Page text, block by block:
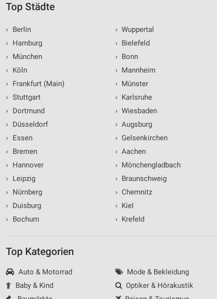
Top Städte
›
Berlin
›
Hamburg
›
München
›
Köln
›
Frankfurt (Main)
› Stuttgart
›
Dortmund
›
Düsseldorf
›
Essen
›
Bremen
›
Hannover
›
Leipzig
›
Nürnberg
›
Duisburg
›
Bochum
› Wuppertal
› Bielefeld
› Bonn
› Mannheim
› Münster
› Karlsruhe
› Wiesbaden
› Augsburg
› Gelsenkirchen
› Aachen
› Mönchengladbach
› Braunschweig
› Chemnitz
› Kiel
› Krefeld
Top Kategorien
Auto & Motorrad
Baby & Kind
Mode & Bekleidung
Optiker & Hörakustik